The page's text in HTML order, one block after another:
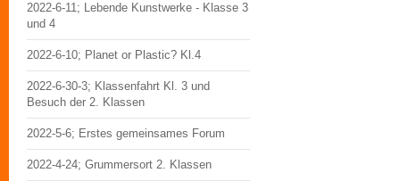
2022-6-11; Lebende Kunstwerke - Klasse 3
und 4
2022-6-10; Planet or Plastic? Kl.4
2022-6-30-3; Klassenfahrt Kl. 3 und
Besuch der 2. Klassen
2022-5-6; Erstes gemeinsames Forum
2022-4-24; Grummersort 2. Klassen